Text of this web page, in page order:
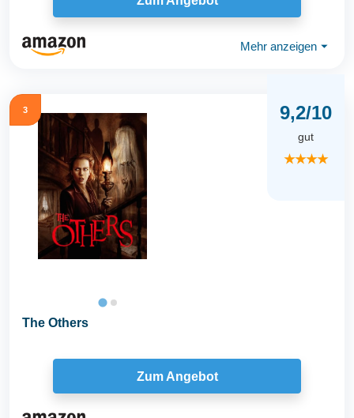
Mehr anzeigen ⏷
3 9,2/10
gut
★★★★
The Others
Zum Angebot